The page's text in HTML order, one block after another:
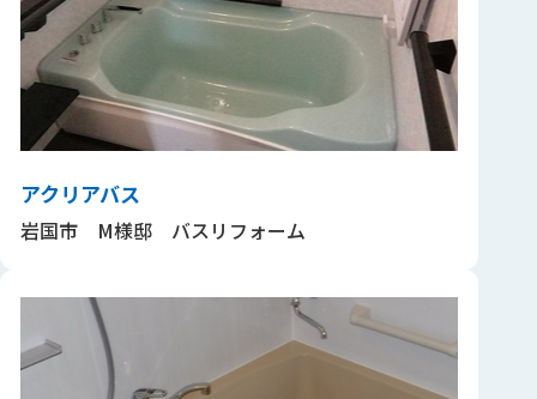
アクリアバス
岩国市 M様邸 バスリフォーム